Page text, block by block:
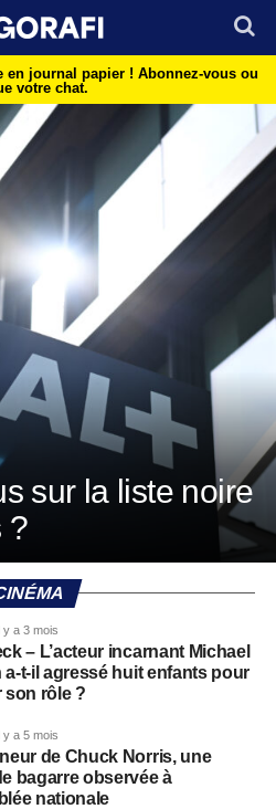
en journal papier ! Abonnez-vous ou
votre chat.
sur la liste noire
?
y a 3 mois
– L’acteur incarnant Michael
t-il agressé huit enfants pour
son rôle ?
y a 5 mois
de Chuck Norris, une
bagarre observée à
nationale